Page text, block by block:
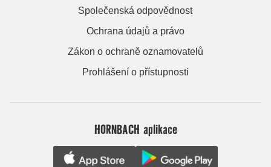
Společenská odpovědnost
Ochrana údajů a právo
Zákon o ochraně oznamovatelů
Prohlášení o přístupnosti
HORNBACH aplikace